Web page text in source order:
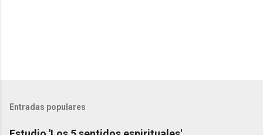
Entradas populares